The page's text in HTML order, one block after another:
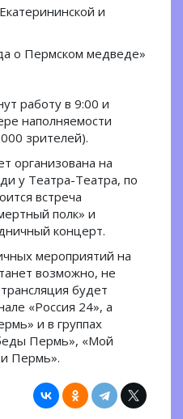
и
о Пермском медведе»
работу в 9:00 и
наполняемости
зрителей).
организована на
у Театра-Театра, по
встреча
полк» и
концерт.
мероприятий на
возможно, не
будет
«Россия 24», а
и в группах
Пермь», «Мой
Пермь».